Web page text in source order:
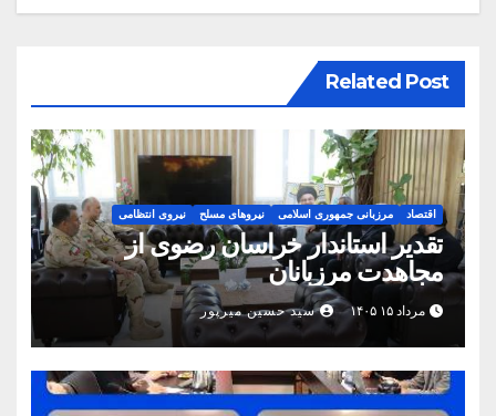
Related Post
اقتصاد مرزبانی جمهوری اسلامی نیروهای مسلح نیروی انتظامی
تقدیر استاندار خراسان رضوی از
مجاهدت مرزبانان
مرداد ۱۵ ۱۴۰۵ سید حسین میرپور